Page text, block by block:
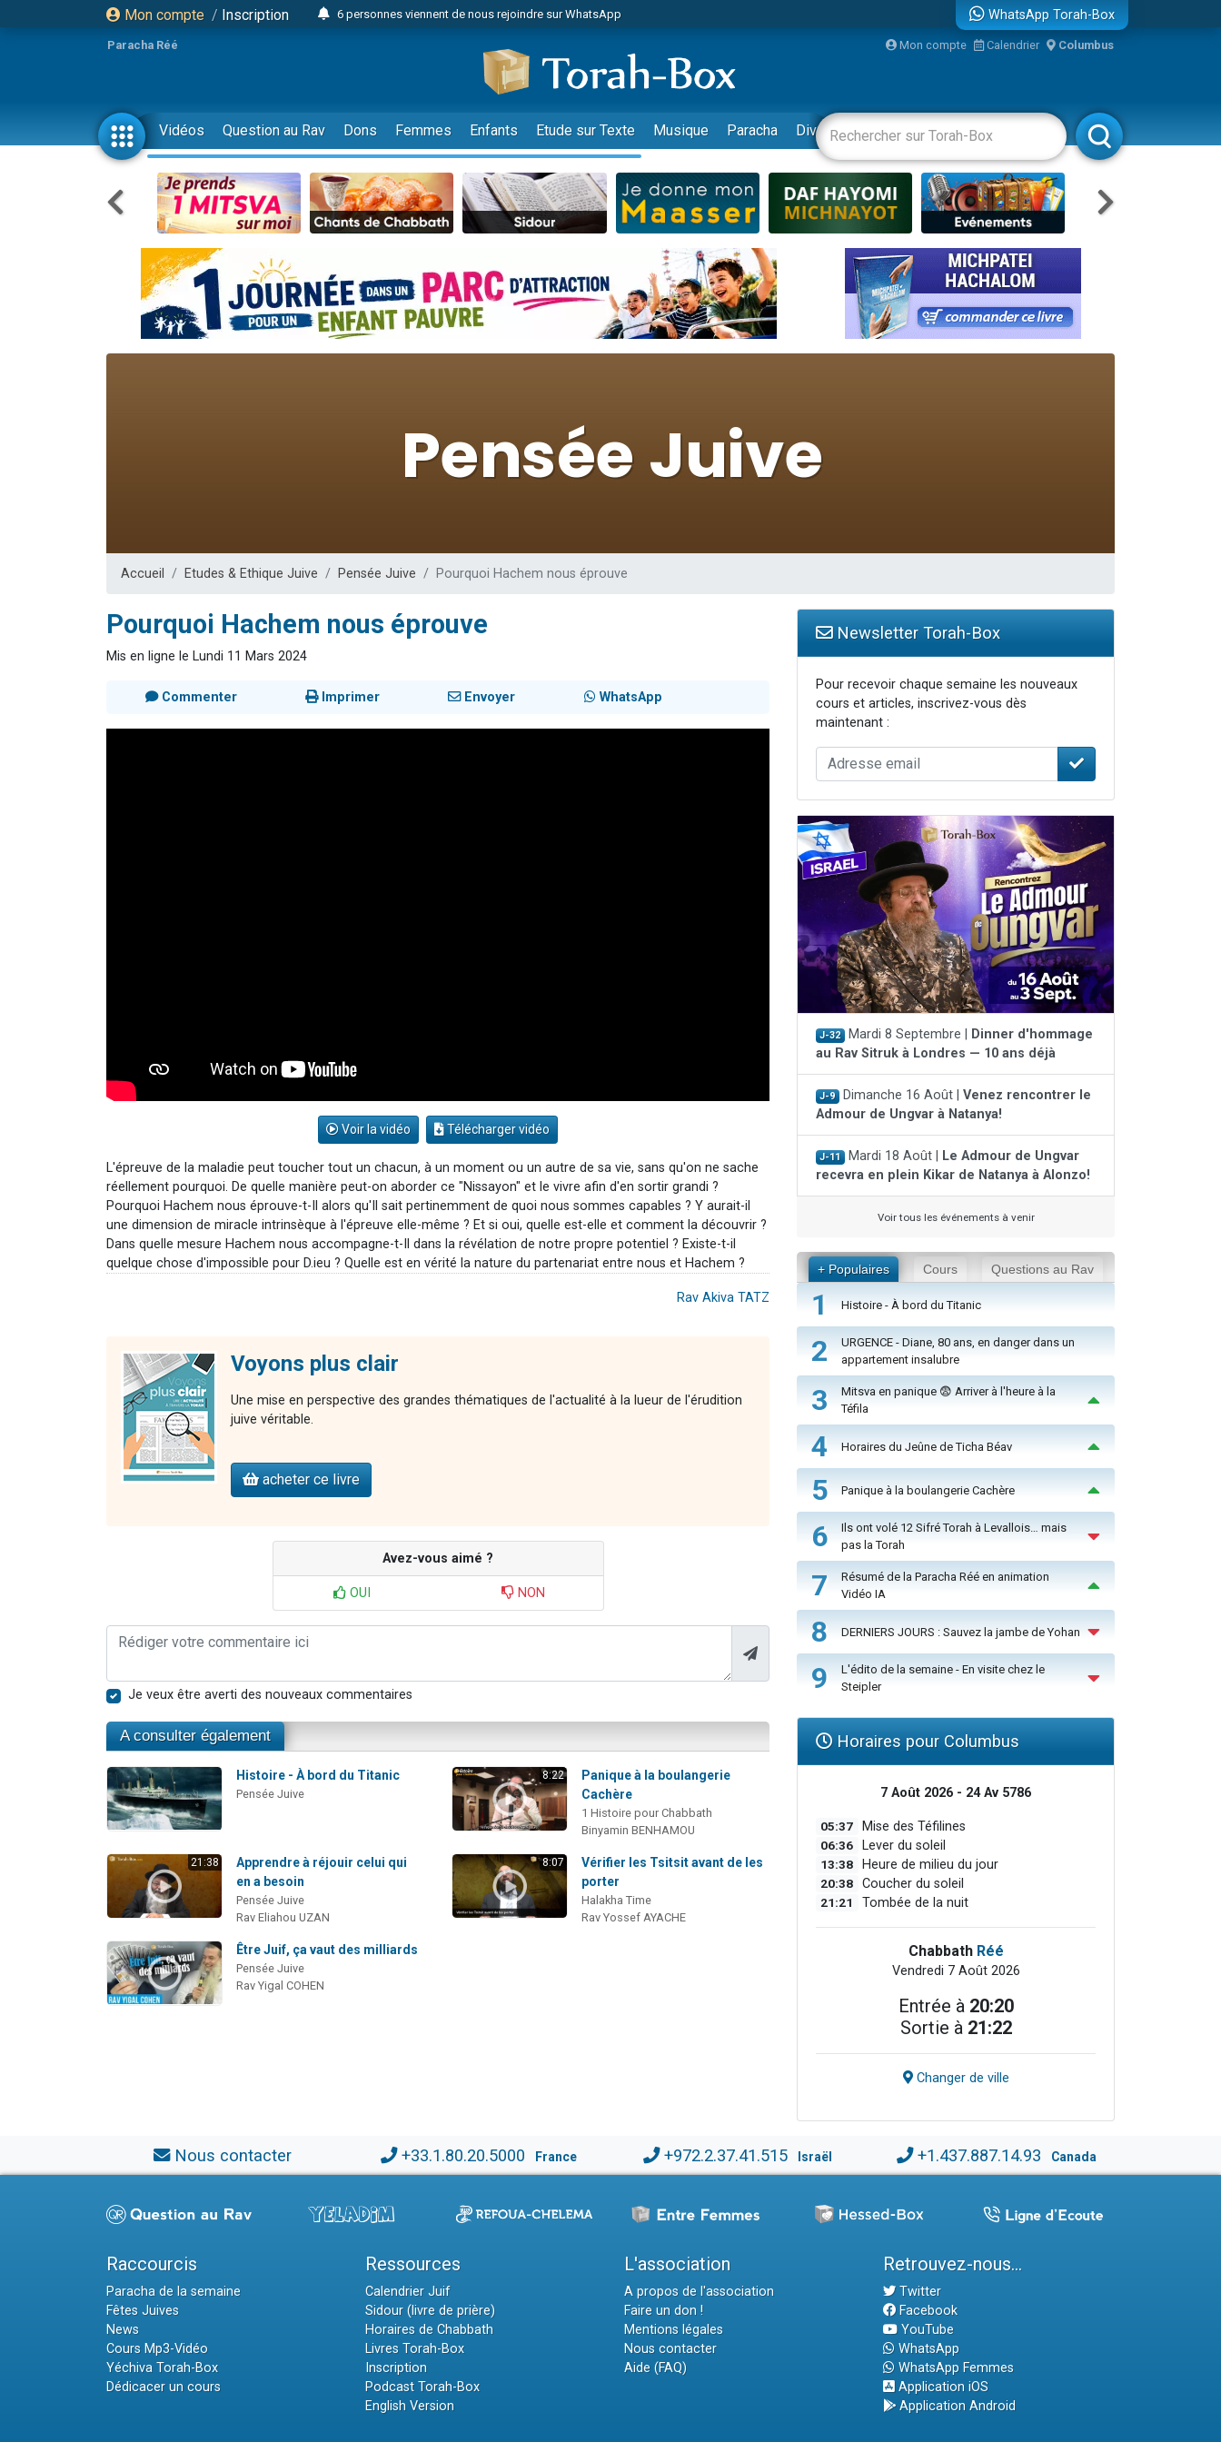
Mon compte / Inscription
6 personnes viennent de nous rejoindre sur WhatsApp
2 personnes viennent de faire un don pour 1 Journée de Vacances Pour les Enfants
17 personnes viennent de demander une bénédiction
4 personnes viennent de nous rejoindre sur WhatsApp
Il reste 49 places pour étudier en groupe sur Zoom
23 personnes viennent de faire un don pour Diane, 80 ans, dans un appartement insalubre
Eva vient de donner son Maasser
4 personnes viennent de nous rejoindre sur WhatsApp
3 personnes viennent de faire un don pour 5 jours de vacances aux Orphelins
Odaya vient de donner son Maasser
13 personnes viennent de demander une bénédiction
Il reste 49 places pour étudier en groupe sur Zoom
12 nouvelles musiques dans Torah-Box Music
3 personnes viennent de nous rejoindre sur WhatsApp
WhatsApp Torah-Box
Paracha Réé Mon compte Calendrier Columbus
Vidéos Question au Rav Dons Femmes Enfants Etude sur Texte Musique Paracha Divertissements Livres Rabbanim
Accueil Etudes & Ethique Juive Pensée Juive Pourquoi Hachem nous éprouve
Pourquoi Hachem nous éprouve
Mis en ligne le Lundi 11 Mars 2024
Commenter Imprimer Envoyer WhatsApp
Voir la vidéo Télécharger vidéo
L'épreuve de la maladie peut toucher tout un chacun, à un moment ou un autre de sa vie, sans qu'on ne sache
réellement pourquoi. De quelle manière peut-on aborder ce "Nissayon" et le vivre afin d'en sortir grandi ?
Pourquoi Hachem nous éprouve-t-Il alors qu'Il sait pertinemment de quoi nous sommes capables ? Y aurait-il
une dimension de miracle intrinsèque à l'épreuve elle-même ? Et si oui, quelle est-elle et comment la découvrir ?
Dans quelle mesure Hachem nous accompagne-t-Il dans la révélation de notre propre potentiel ? Existe-t-il
quelque chose d'impossible pour D.ieu ? Quelle est en vérité la nature du partenariat entre nous et Hachem ?
Rav Akiva TATZ
Voyons plus clair
Une mise en perspective des grandes thématiques de l'actualité à la lueur de l'érudition
juive véritable.
acheter ce livre
Avez-vous aimé ?
OUI NON
Je veux être averti des nouveaux commentaires
A consulter également
Histoire - À bord du Titanic
Pensée Juive
8:22
Panique à la boulangerie
Cachère
1 Histoire pour Chabbath
Binyamin BENHAMOU
21:38
Apprendre à réjouir celui qui
en a besoin
Pensée Juive
Rav Eliahou UZAN
8:07
Vérifier les Tsitsit avant de les
porter
Halakha Time
Rav Yossef AYACHE
Être Juif, ça vaut des milliards
Pensée Juive
Rav Yigal COHEN
Newsletter Torah-Box
Pour recevoir chaque semaine les nouveaux
cours et articles, inscrivez-vous dès
maintenant :
J-32 Mardi 8 Septembre |
Dinner d'hommage
au Rav Sitruk à Londres — 10 ans déjà
J-9 Dimanche 16 Août | Venez rencontrer le
Admour de Ungvar à Natanya!
J-11 Mardi 18 Août |
Le Admour de Ungvar
recevra en plein Kikar de Natanya à Alonzo!
Voir tous les événements à venir
+ Populaires Cours Questions au Rav
1 Histoire - À bord du Titanic
2
URGENCE - Diane, 80 ans, en danger dans un
appartement insalubre
3
Mitsva en panique 😨 Arriver à l'heure à la
Téfila
4 Horaires du Jeûne de Ticha Béav
5 Panique à la boulangerie Cachère
6
Ils ont volé 12 Sifré Torah à Levallois… mais
pas la Torah
7
Résumé de la Paracha Réé en animation
Vidéo IA
8 DERNIERS JOURS : Sauvez la jambe de Yohan
9
L'édito de la semaine - En visite chez le
Steipler
Horaires pour Columbus
7 Août 2026 - 24 Av 5786
05:37 Mise des Téfilines
06:36 Lever du soleil
13:38 Heure de milieu du jour
20:38 Coucher du soleil
21:21 Tombée de la nuit
Chabbath Réé
Vendredi 7 Août 2026
Entrée à 20:20
Sortie à 21:22
Changer de ville
Nous contacter +33.1.80.20.5000 France +972.2.37.41.515 Israël +1.437.887.14.93 Canada
Raccourcis
Paracha de la semaine
Fêtes Juives
News
Cours Mp3-Vidéo
Yéchiva Torah-Box
Dédicacer un cours
Ressources
Calendrier Juif
Sidour (livre de prière)
Horaires de Chabbath
Livres Torah-Box
Inscription
Podcast Torah-Box
English Version
L'association
A propos de l'association
Faire un don !
Mentions légales
Nous contacter
Aide (FAQ)
Retrouvez-nous...
Twitter
Facebook
YouTube
WhatsApp
WhatsApp Femmes
Application iOS
Application Android